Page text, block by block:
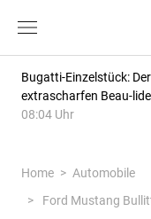
Bugatti-Einzelstück:
extrascharfen Beau-
08:04 Uhr
Home
Automobile
Ford Mustang